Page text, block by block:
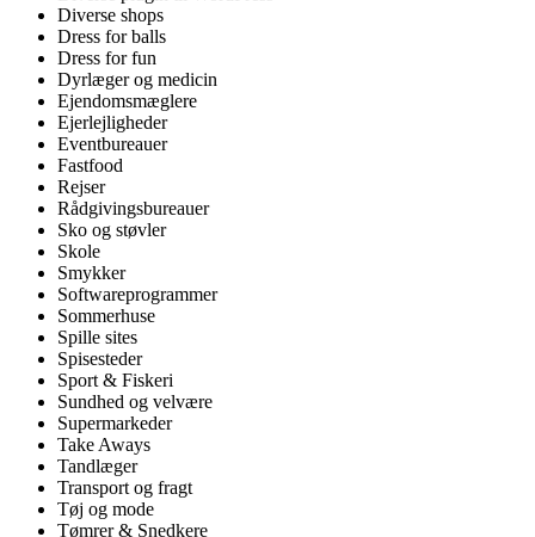
Diverse shops
Dress for balls
Dress for fun
Dyrlæger og medicin
Ejendomsmæglere
Ejerlejligheder
Eventbureauer
Fastfood
Rejser
Rådgivingsbureauer
Sko og støvler
Skole
Smykker
Softwareprogrammer
Sommerhuse
Spille sites
Spisesteder
Sport & Fiskeri
Sundhed og velvære
Supermarkeder
Take Aways
Tandlæger
Transport og fragt
Tøj og mode
Tømrer & Snedkere